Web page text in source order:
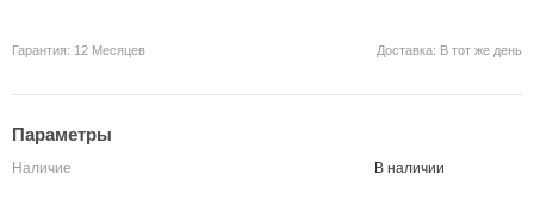
Гарантия: 12 Месяцев Доставка: В тот же день
Параметры
Наличие В наличии